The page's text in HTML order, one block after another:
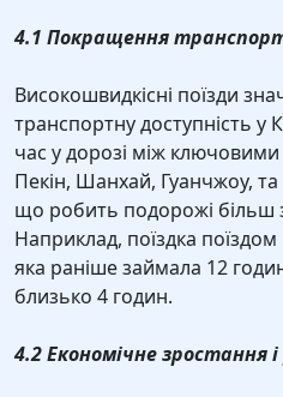
4.1 Покращення
Високошвидкісні поїзди
транспортну доступність у
час у дорозі між
Пекін, Шанхай, Гуанчжоу,
що робить подорожі більш
Наприклад, поїздка
яка раніше займала 12
близько 4 годин.
4.2 Економічне зростання